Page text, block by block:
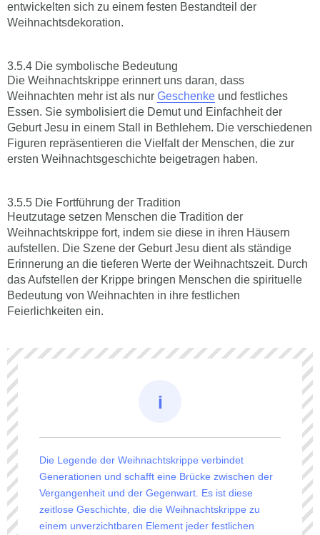
entwickelten sich zu einem festen Bestandteil der
Weihnachtsdekoration.
Die symbolische Bedeutung
Die Weihnachtskrippe erinnert uns daran, dass
Weihnachten mehr ist als nur Geschenke und festliches
Essen. Sie symbolisiert die Demut und Einfachheit der
Geburt Jesu in einem Stall in Bethlehem. Die verschiedenen
Figuren repräsentieren die Vielfalt der Menschen, die zur
ersten Weihnachtsgeschichte beigetragen haben.
Die Fortführung der Tradition
Heutzutage setzen Menschen die Tradition der
Weihnachtskrippe fort, indem sie diese in ihren Häusern
aufstellen. Die Szene der Geburt Jesu dient als ständige
Erinnerung an die tieferen Werte der Weihnachtszeit. Durch
das Aufstellen der Krippe bringen Menschen die spirituelle
Bedeutung von Weihnachten in ihre festlichen
Feierlichkeiten ein.
Die Legende der Weihnachtskrippe verbindet
Generationen und schafft eine Brücke zwischen der
Vergangenheit und der Gegenwart. Es ist diese
zeitlose Geschichte, die die Weihnachtskrippe zu
einem unverzichtbaren Element jeder festlichen